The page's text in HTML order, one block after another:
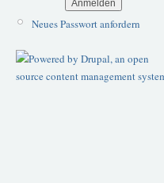
Neues Passwort anfordern